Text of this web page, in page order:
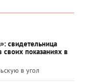
свидетельница
своих показаниях в
в угол